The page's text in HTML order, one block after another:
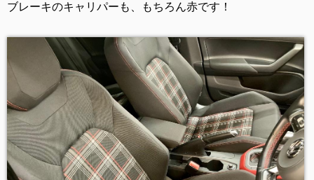
ブレーキのキャリパーも、もちろん赤です！